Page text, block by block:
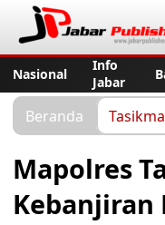
Nasional
Info
Jabar
Beranda
Mapolres
Kebanjiran